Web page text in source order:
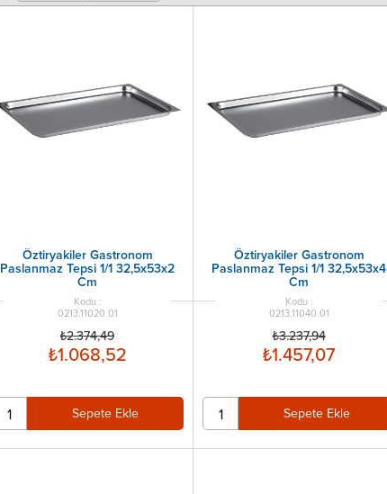
Öztiryakiler Gastronom
Paslanmaz Tepsi 1/1 32,5x53x2
Cm
0213.11020.01
₺1.068,52
₺2.374,49
Sepete Ekle
Öztiryakiler Gastronom
Paslanmaz Tepsi 1/1 32,5x53x4
Cm
0213.11040.01
₺1.457,07
₺3.237,94
Sepete Ekle